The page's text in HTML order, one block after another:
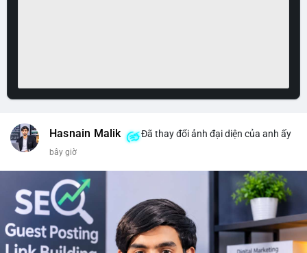
Hasnain Malik Đã thay đổi ảnh đại diện của anh ấy
bây giờ